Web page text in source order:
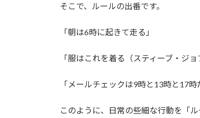
そこで、ルールの出番です。
「朝は6時に起きて走る」
「服はこれを着る（スティーブ・ジョ
「メールチェックは9時と13時と17時
このように、日常の些細な行動を「